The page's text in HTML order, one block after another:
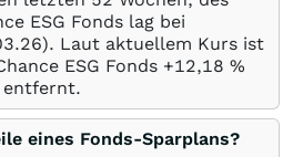
ESG Fonds lag bei
). Laut aktuellem Kurs ist
ESG Fonds +12,18 %
entfernt.
eines Fonds-Sparplans?